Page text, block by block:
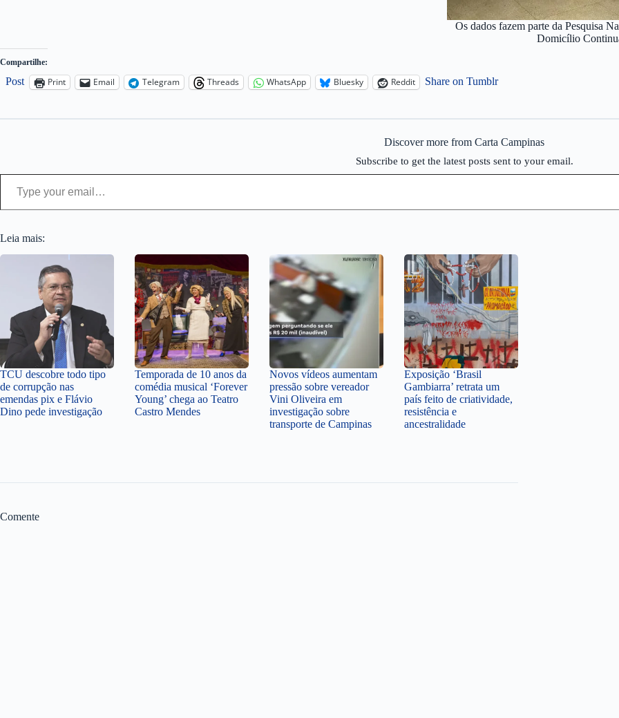
Os dados fazem parte da Pesquisa
Domicílio
Compartilhe:
Post Print Email Telegram Threads WhatsApp Bluesky Reddit Share on Tumblr
Discover more from Carta Campinas
Subscribe to get the latest posts sent to your email.
Type your email…
Leia mais:
TCU descobre todo tipo
de corrupção nas
emendas pix e Flávio
Dino pede investigação
Temporada de 10 anos da
comédia musical ‘Forever
Young’ chega ao Teatro
Castro Mendes
Novos vídeos aumentam
pressão sobre vereador
Vini Oliveira em
investigação sobre
transporte de Campinas
Exposição ‘Brasil
Gambiarra’ retrata um
país feito de criatividade,
resistência e
ancestralidade
Comente